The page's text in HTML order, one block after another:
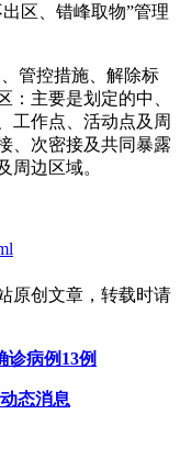
区、错峰取物”管理
管控措施、解除标
：主要是划定的中、
工作点、活动点及周
、次密接及共同暴露
周边区域。
原创文章，转载时请
诊病例13例
态消息